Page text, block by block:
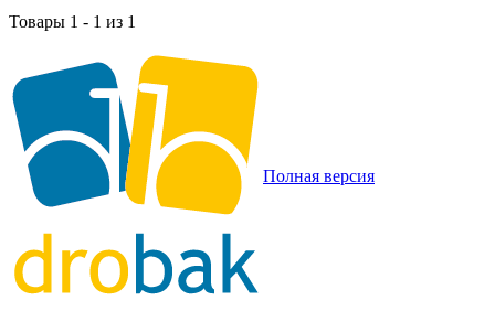
Товары 1 - 1 из 1
Полная версия